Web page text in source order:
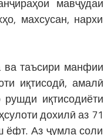
мавҷудаи
махсусан, нархи
ва таъсири манфии
иқтисодӣ, амалӣ
иқтисодиёти
дохилӣ аз 71
ёфт. Аз ҷумла соли